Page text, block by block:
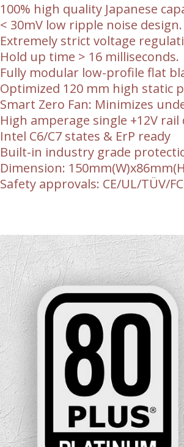
100% high quality Japanese
< 30mV low ripple noise design.
Extremely strict voltage
Hold up time > 16 milliseconds.
Fully modular low-profile flat
Optimized 120 mm high static
Smart Zero Fan: Minimizes
High amperage single +12V rail
Intel C6/C7 states & ErP ready
Built-in industry grade
Dimension:
Safety approvals: CE/UL/TÜV/